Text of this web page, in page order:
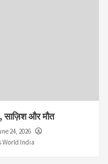
साज़िश और मौत
24, 2026
World India